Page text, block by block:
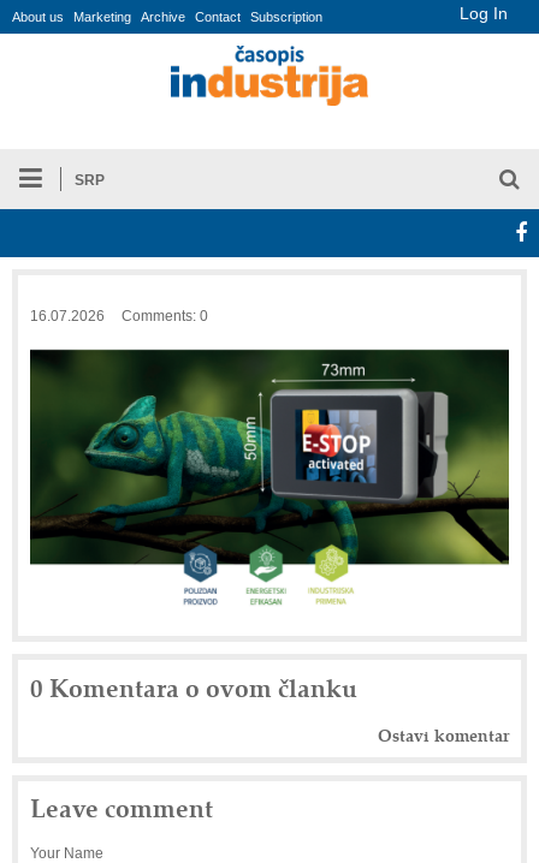
Log In
About us Marketing Archive Contact Subscription
SRP
16.07.2026 Comments: 0
0 Komentara o ovom članku
Ostavi komentar
Leave comment
Your Name